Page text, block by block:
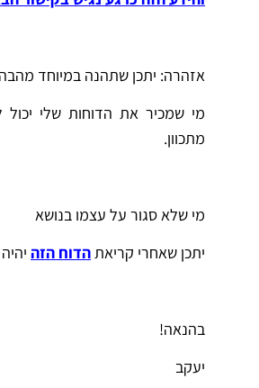
אזהרה: יתכן שתהנה במיוחד
מי שמכיר את הדוחות שלי יכול
מתכוון.
מי שלא סגור על עצמו בנושא
יתכן שאחרי קריאתהדוח הזה
בהנאה!
יעקב